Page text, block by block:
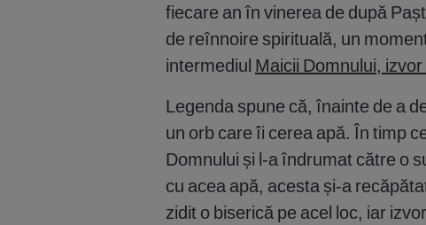
fiecare an în vinerea de după
de reînnoire spirituală, un
intermediul Maicii Domnului,
Legenda spune că, înainte de a
un orb care îi cerea apă. În timp
Domnului și l-a îndrumat către o
cu acea apă, acesta și-a
zidit o biserică pe acel loc, iar